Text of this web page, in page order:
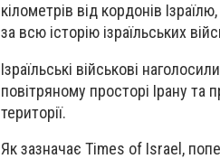
кілометрів від кордонів
за всю історію ізраїльських
Ізраїльські військові
повітряному просторі Ірану та
території.
Як зазначає Times of Israel,